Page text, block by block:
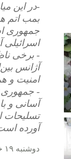
-در این
بمب اتم
جمهوری
اسرائیلی
- برخی
آژانس
امنیت و
- جمهوری
آسانی و
تسلیحات
آورده
دوشنبه ۱۹ خرداد ۱۴۰۴ برابر با ۰۹ ژوئن ۲۰۲۵